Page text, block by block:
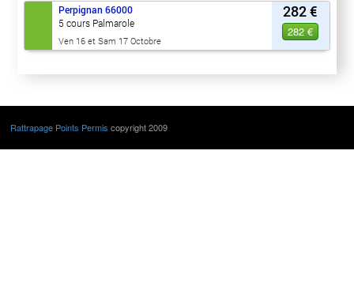
282 €
282 €
Perpignan 66000
5 cours Palmarole
Ven 16 et Sam 17 Octobre
Rattrapage Points Permis copyright 2009